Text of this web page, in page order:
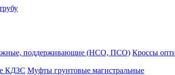
поддерживающие (НСО, ПСО) Кроссы
КДЗС Муфты грунтовые магистральные